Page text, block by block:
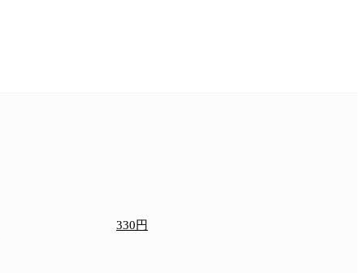
330円